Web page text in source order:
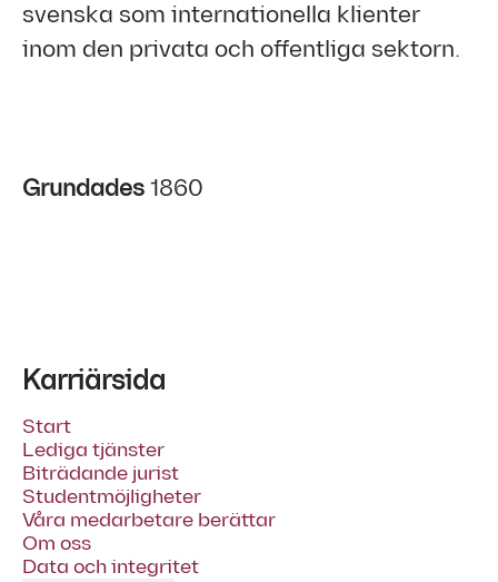
svenska som internationella klienter
inom den privata och offentliga sektorn.
Grundades 1860
Karriärsida
Start
Lediga tjänster
Biträdande jurist
Studentmöjligheter
Våra medarbetare berättar
Om oss
Data och integritet